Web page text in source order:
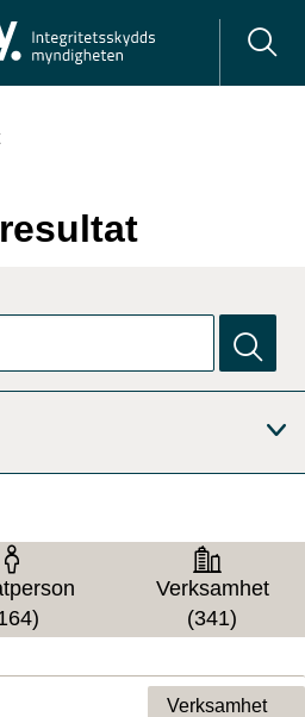
piltangenterna för att navigera
Verksamhet
(341)
Verksamhet